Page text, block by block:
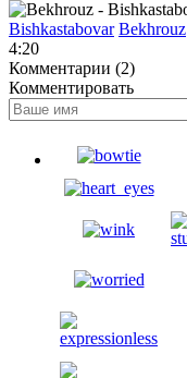
Bishkastabovar Bekhrouz
4:20
Комментарии (2)
Комментировать